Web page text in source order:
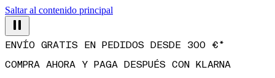
Saltar al contenido principal
ENVÍO GRATIS EN PEDIDOS DESDE 300 €*
COMPRA AHORA Y PAGA DESPUÉS CON KLARNA